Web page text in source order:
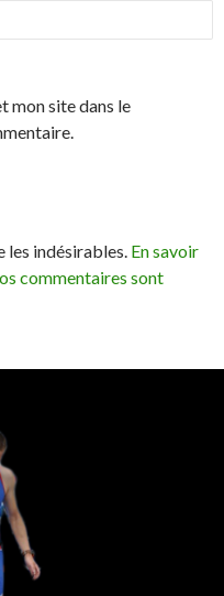
mon site dans le
les indésirables. En savoir
commentaires sont